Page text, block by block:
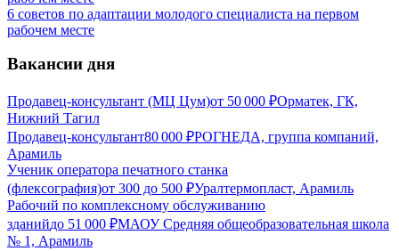
6 советов по адаптации молодого специалиста на первом
рабочем месте
Вакансии дня
Продавец-консультант (МЦ Цум)от 50 000 ₽Орматек, ГК,
Нижний Тагил
Продавец-консультант80 000 ₽РОГНЕДА, группа компаний,
Арамиль
Ученик оператора печатного станка
(флексография)от 300 до 500 ₽Уралтермопласт, Арамиль
Рабочий по комплексному обслуживанию
зданийдо 51 000 ₽МАОУ Средняя общеобразовательная школа
№ 1, Арамиль